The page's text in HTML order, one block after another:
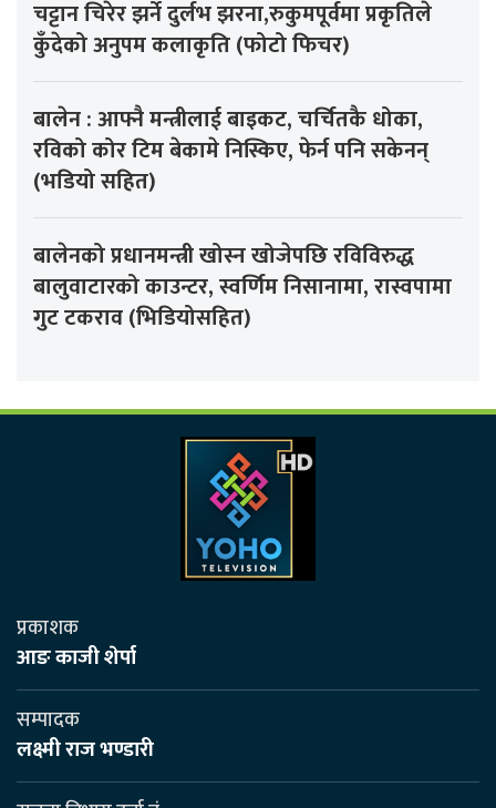
चट्टान चिरेर झर्ने दुर्लभ झरना,रुकुमपूर्वमा प्रकृतिले
कुँदेको अनुपम कलाकृति (फोटो फिचर)
बालेन : आफ्नै मन्त्रीलाई बाइकट, चर्चितकै धोका,
रविको कोर टिम बेकामे निस्किए, फेर्न पनि सकेनन्
(भडियो सहित)
बालेनको प्रधानमन्त्री खोस्न खोजेपछि रविविरुद्ध
बालुवाटारको काउन्टर, स्वर्णिम निसानामा, रास्वपामा
गुट टकराव (भिडियोसहित)
प्रकाशक
आङ काजी शेर्पा
सम्पादक
लक्ष्मी राज भण्डारी